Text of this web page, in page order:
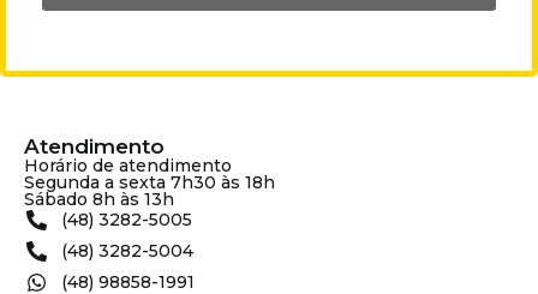
Atendimento
Horário de atendimento
Segunda a sexta 7h30 às 18h
Sábado 8h às 13h
(48) 3282-5005
(48) 3282-5004
(48) 98858-1991